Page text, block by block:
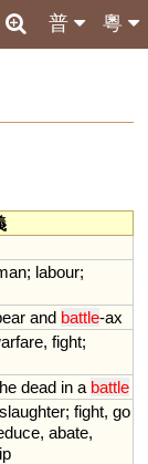
粵
普
; labour;
and battle-ax
, fight;
dead in a battle
slaughter; fight, go
, abate,